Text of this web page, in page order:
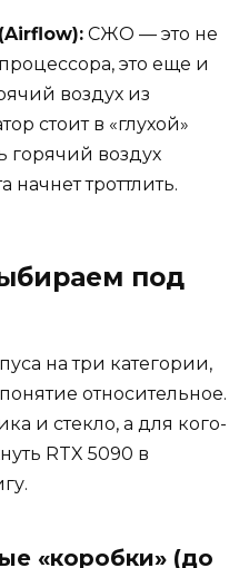
СЖО — это не
это еще и
воздух из
стоит в «глухой»
горячий воздух
начнет троттлить.
под
на три категории,
относительное.
и стекло, а для кого-
RTX 5090 в
«коробки» (до